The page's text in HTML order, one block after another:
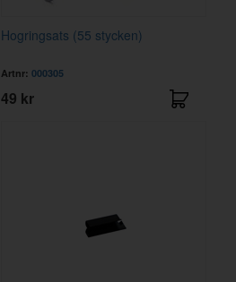
Hogringsats (55 stycken)
Artnr:000305
49 kr